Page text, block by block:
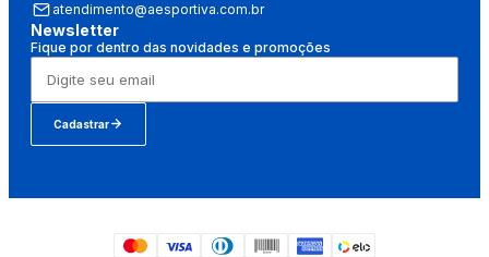
atendimento@aesportiva.com.br
Newsletter
Fique por dentro das novidades e promoções
Cadastrar